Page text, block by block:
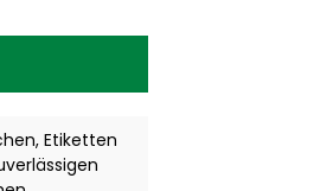
Etiketten